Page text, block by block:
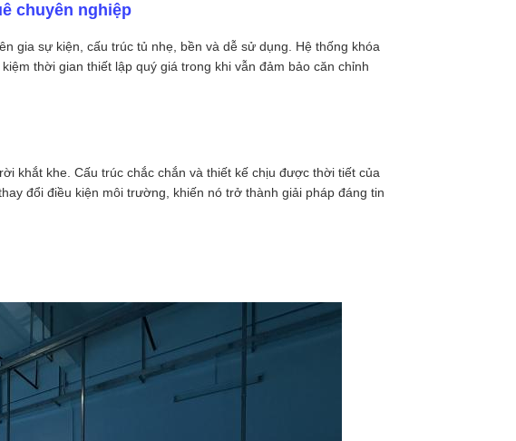
chuyên nghiệp
gia sự kiện, cấu trúc tủ nhẹ, bền và dễ sử dụng. Hệ thống khóa
thời gian thiết lập quý giá trong khi vẫn đảm bảo căn chỉnh
khắt khe. Cấu trúc chắc chắn và thiết kế chịu được thời tiết của
đổi điều kiện môi trường, khiến nó trở thành giải pháp đáng tin